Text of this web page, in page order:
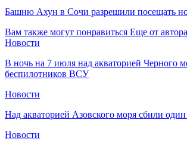
Башню Ахун в Сочи разрешили посещать
Вам также могут понравиться Еще от автора
Новости
В ночь на 7 июля над акваторией Черного
беспилотников ВСУ
Новости
Над акваторией Азовского моря сбили
Новости